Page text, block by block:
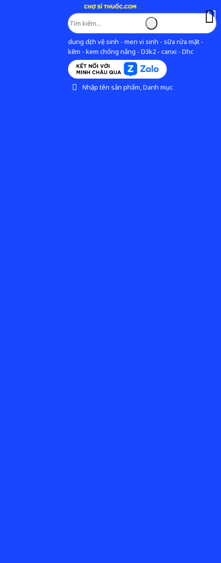
dung dịch vệ sinh - men vi sinh - sữa rửa mặt -
kẽm - kem chống nắng - D3k2 - canxi - Dhc
Nhập tên sản phẩm, Danh mục